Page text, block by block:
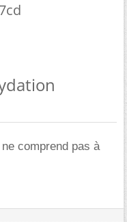
comprend pas à